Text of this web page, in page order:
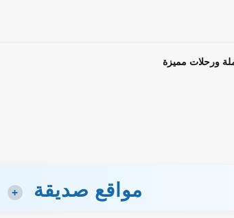
ورحلات مميزة
مواقع صديقة +